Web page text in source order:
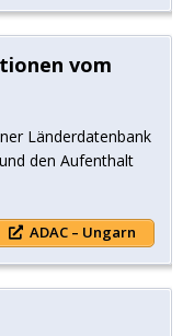
vom
Länderdatenbank
den Aufenthalt
ADAC – Ungarn